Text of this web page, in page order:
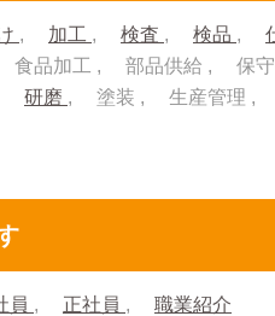
加工 検査 検品
食品加工 部品供給 保
研磨 塗装 生産管理
員 正社員 職業紹介